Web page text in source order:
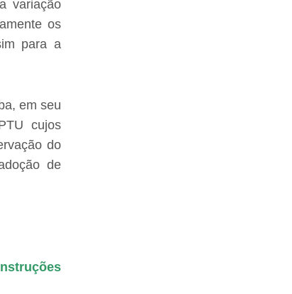
variação
os
para a
em seu
cujos
do
de